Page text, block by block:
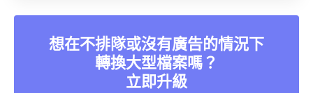
想在不排隊或沒有廣告的情況下
轉換大型檔案嗎？
立即升級